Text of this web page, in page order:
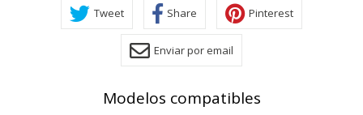
Tweet Share Pinterest
Enviar por email
Modelos compatibles
CONFIGURACIÓN DE COOKIES
HABILITAR TODO RECHAZAR TODO